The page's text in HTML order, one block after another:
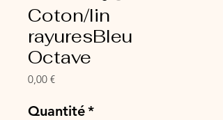
Coton/lin
rayuresBleu
Octave
0,00 €Prix
Quantité*